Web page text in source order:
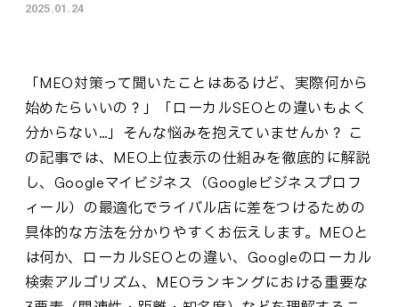
2025.01.24
「MEO対策って聞いたことはあるけど、実際何から
始めたらいいの？」「ローカルSEOとの違いもよく
分からない…」そんな悩みを抱えていませんか？ こ
の記事では、MEO上位表示の仕組みを徹底的に解説
し、Googleマイビジネス（Googleビジネスプロフ
ィール）の最適化でライバル店に差をつけるための
具体的な方法を分かりやすくお伝えします。MEOと
は何か、ローカルSEOとの違い、Googleのローカル
検索アルゴリズム、MEOランキングにおける重要な